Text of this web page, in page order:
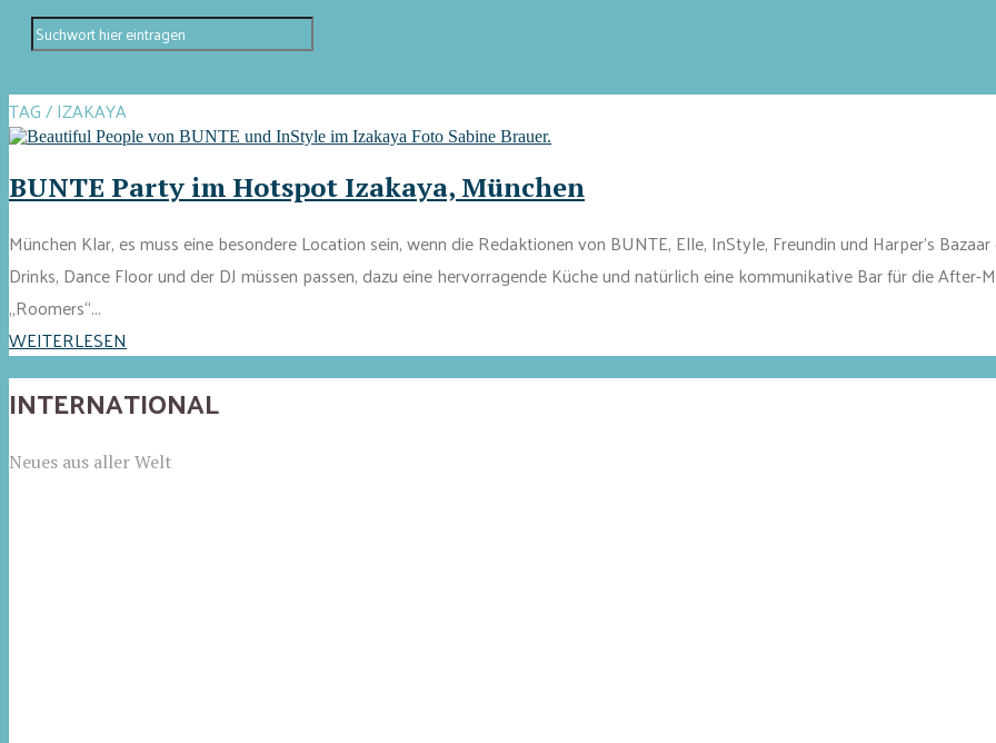
TAG / IZAKAYA
BUNTE Party im Hotspot Izakaya, München
München Klar, es muss eine besondere Location sein, wenn die Redaktionen von BUNTE, Elle, InStyle, Freundin und Harper’s
Drinks, Dance Floor und der DJ müssen passen, dazu eine hervorragende Küche und natürlich eine kommunikative Bar für die
„Roomers“...
WEITERLESEN
INTERNATIONAL
Neues aus aller Welt